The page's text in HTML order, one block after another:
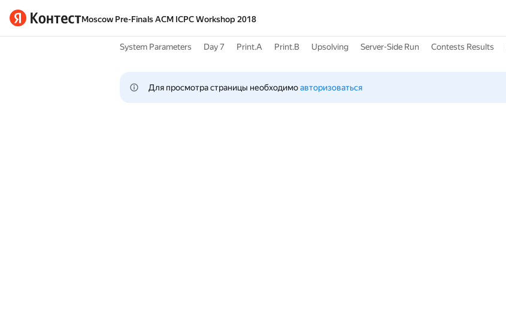
Moscow Pre-Finals ACM ICPC Workshop 2018
System Parameters Day 7 Print.A Print.B Upsolving Server-Side Run Contests Results
Для просмотра страницы необходимо авторизоваться